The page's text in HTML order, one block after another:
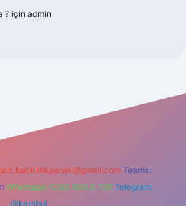
? için admin
backlinkpaneli@gmail.com Teams:
Whatsapp: 0262 606 0 726 Telegram:
@karabul